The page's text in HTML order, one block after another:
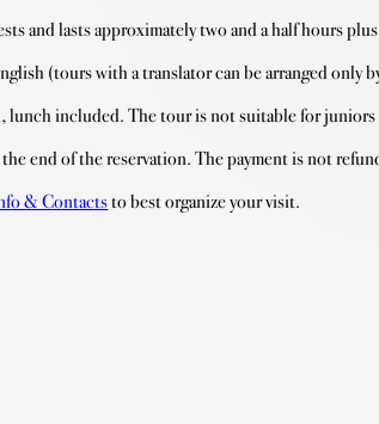
and lasts approximately two and a half hours
(tours with a translator can be arranged only
lunch included. The tour is not suitable for
end of the reservation. The payment is not
& Contacts to best organize your visit.